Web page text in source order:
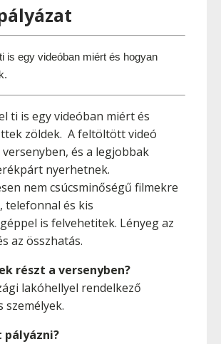
is egy videóban miért és hogyan
ti is egy videóban miért és
zöldek. A feltöltött videó
versenyben, és a legjobbak
nyerhetnek.
nem csúcsminőségű filmekre
telefonnal és kis
is felvehetitek. Lényeg az
az összhatás.
részt a versenyben?
lakóhellyel rendelkező
személyek.
pályázni?